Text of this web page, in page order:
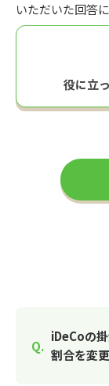
いただいた回答
役に立
iDeCoの
割合を変